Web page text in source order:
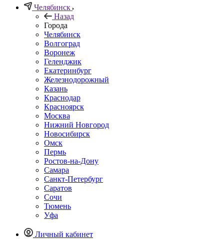
Челябинск
Назад
Города
Челябинск
Волгоград
Воронеж
Геленджик
Екатеринбург
Железнодорожный
Казань
Краснодар
Красноярск
Москва
Нижний Новгород
Новосибирск
Омск
Пермь
Ростов-на-Дону
Самара
Санкт-Петербург
Саратов
Сочи
Тюмень
Уфа
Личный кабинет